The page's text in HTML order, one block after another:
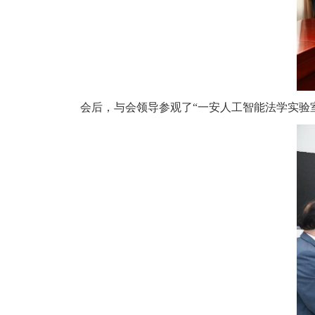
会后，与会领导参观了“一安人工智能法学实验